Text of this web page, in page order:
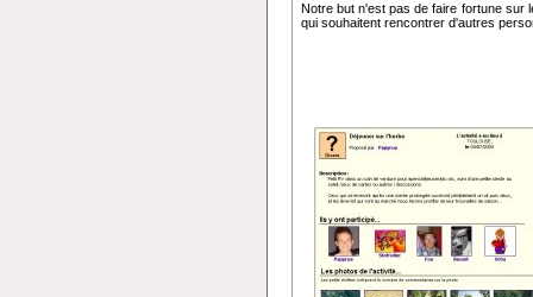
Notre but n'est pas de faire fortune sur
qui souhaitent rencontrer d'autres